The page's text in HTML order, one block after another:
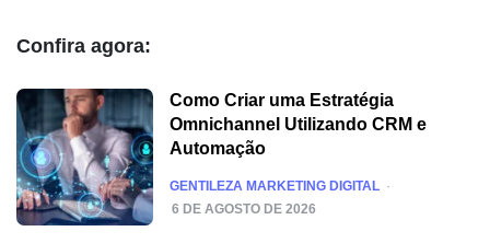
Confira agora:
Como Criar uma Estratégia
Omnichannel Utilizando CRM e
Automação
POSTED
GENTILEZA MARKETING DIGITAL
6 DE AGOSTO DE 2026